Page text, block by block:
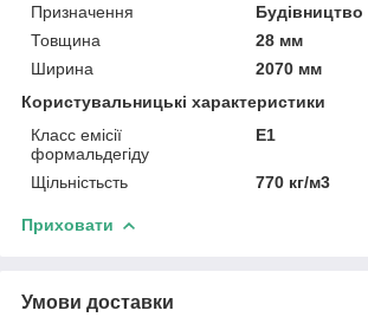
Призначення
Будівництво
Товщина
28 мм
Ширина
2070 мм
Користувальницькі характеристики
Класс емісії
формальдегіду
Е1
Щільністьсть 770 кг/м3
Приховати
Умови доставки